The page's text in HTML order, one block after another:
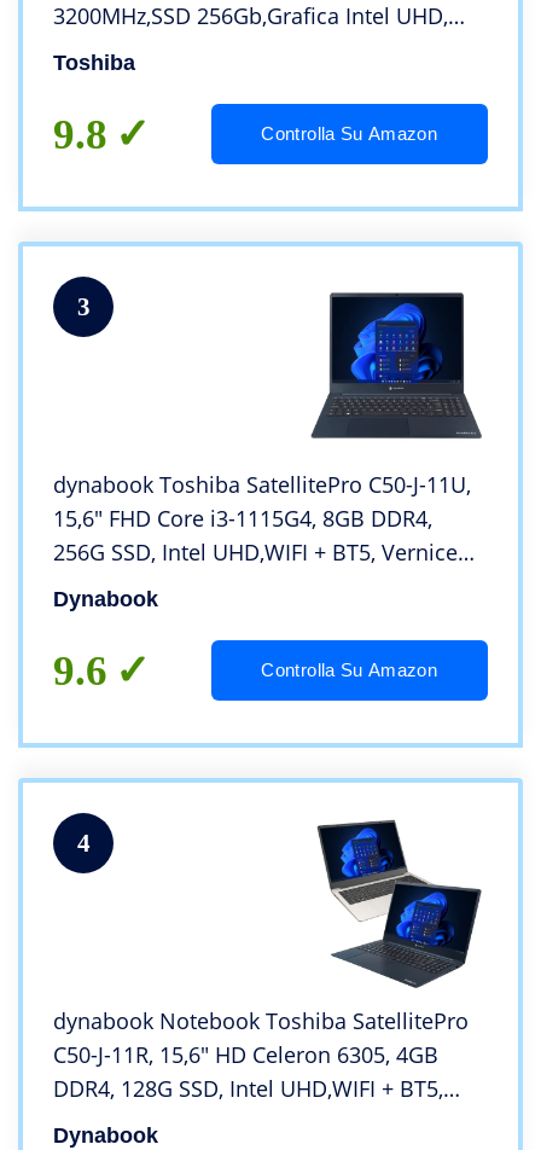
3200MHz,SSD 256Gb,Grafica Intel UHD,
Gigabit – LAN Wireless 802.11a/b/g/n/ac,
Toshiba
9.8 Controlla Su Amazon
3
dynabook Toshiba SatellitePro C50-J-11U,
15,6″ FHD Core i3-1115G4, 8GB DDR4,
256G SSD, Intel UHD,WIFI + BT5, Vernice
Antibatterica, Windows 11 Home, Colore:
Champagne Gold
Dynabook
9.6 Controlla Su Amazon
4
dynabook Notebook Toshiba SatellitePro
C50-J-11R, 15,6″ HD Celeron 6305, 4GB
DDR4, 128G SSD, Intel UHD,WIFI + BT5,
Vernice Antibatterica, W11Pro, Dark Blue
Dynabook